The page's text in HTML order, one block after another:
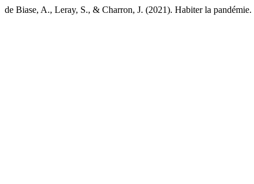
de Biase, A., Leray, S., & Charron, J. (2021). Habiter la pandémie.